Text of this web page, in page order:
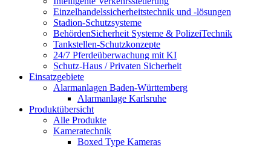
Einzelhandelssicherheitstechnik und -lösungen
Stadion-Schutzsysteme
BehördenSicherheit Systeme & PolizeiTechnik
Tankstellen-Schutzkonzepte​
24/7 Pferdeüberwachung mit KI
Schutz-Haus / Privaten Sicherheit
Einsatzgebiete
Alarmanlagen Baden-Württemberg
Alarmanlage Karlsruhe
Produktübersicht
Alle Produkte
Kameratechnik
Boxed Type Kameras